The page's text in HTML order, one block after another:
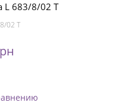
L 683/8/02 T
02 T